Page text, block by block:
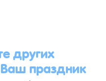
других
праздник